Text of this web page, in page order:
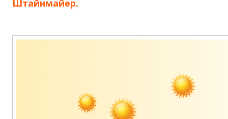
Штайнмайер.
Содержимое